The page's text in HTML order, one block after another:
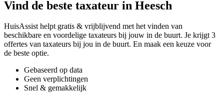
Vind de beste taxateur in Heesch
HuisAssist helpt gratis & vrijblijvend met het vinden van
beschikbare en voordelige taxateurs bij jouw in de buurt. Je krijgt 3
offertes van taxateurs bij jou in de buurt. En maak een keuze voor
de beste optie.
Gebaseerd op data
Geen verplichtingen
Snel & gemakkelijk